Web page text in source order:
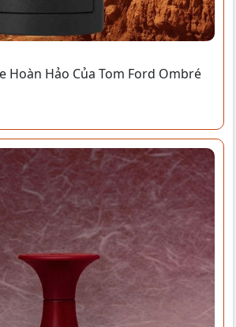
Hoàn Hảo Của Tom Ford Ombré